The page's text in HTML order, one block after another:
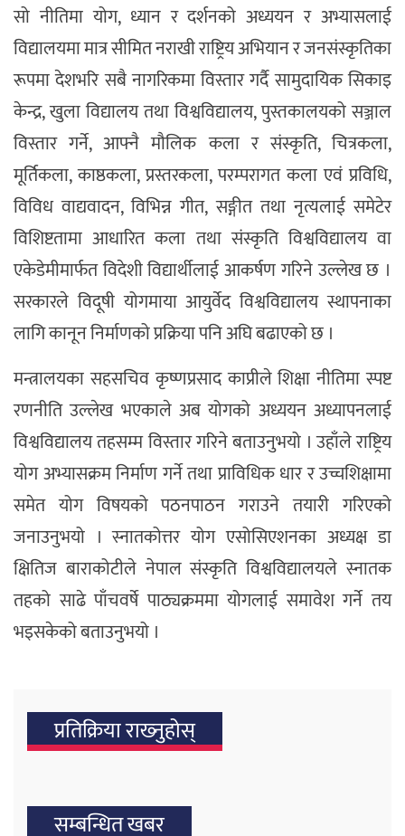
सो नीतिमा योग, ध्यान र दर्शनको अध्ययन र अभ्यासलाई
विद्यालयमा मात्र सीमित नराखी राष्ट्रिय अभियान र जनसंस्कृतिका
रूपमा देशभरि सबै नागरिकमा विस्तार गर्दै सामुदायिक सिकाइ
केन्द्र, खुला विद्यालय तथा विश्वविद्यालय, पुस्तकालयको सञ्जाल
विस्तार गर्ने, आफ्नै मौलिक कला र संस्कृति, चित्रकला,
मूर्तिकला, काष्ठकला, प्रस्तरकला, परम्परागत कला एवं प्रविधि,
विविध वाद्यवादन, विभिन्न गीत, सङ्गीत तथा नृत्यलाई समेटेर
विशिष्टतामा आधारित कला तथा संस्कृति विश्वविद्यालय वा
एकेडेमीमार्फत विदेशी विद्यार्थीलाई आकर्षण गरिने उल्लेख छ ।
सरकारले विदूषी योगमाया आयुर्वेद विश्वविद्यालय स्थापनाका
लागि कानून निर्माणको प्रक्रिया पनि अघि बढाएको छ ।
मन्त्रालयका सहसचिव कृष्णप्रसाद काप्रीले शिक्षा नीतिमा स्पष्ट
रणनीति उल्लेख भएकाले अब योगको अध्ययन अध्यापनलाई
विश्वविद्यालय तहसम्म विस्तार गरिने बताउनुभयो । उहाँले राष्ट्रिय
योग अभ्यासक्रम निर्माण गर्ने तथा प्राविधिक धार र उच्चशिक्षामा
समेत योग विषयको पठनपाठन गराउने तयारी गरिएको
जनाउनुभयो । स्नातकोत्तर योग एसोसिएशनका अध्यक्ष डा
क्षितिज बाराकोटीले नेपाल संस्कृति विश्वविद्यालयले स्नातक
तहको साढे पाँचवर्षे पाठ्यक्रममा योगलाई समावेश गर्ने तय
भइसकेको बताउनुभयो ।
प्रतिक्रिया राख्‍नुहोस्
सम्बन्धित खबर